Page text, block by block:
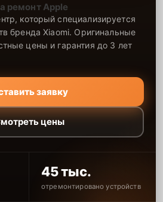
ремонт Apple
который специализируется
бренда Xiaomi. Оригинальные
цены и гарантия до 3 лет
заявку
цены
45 тыс.
отремонтировано устройств